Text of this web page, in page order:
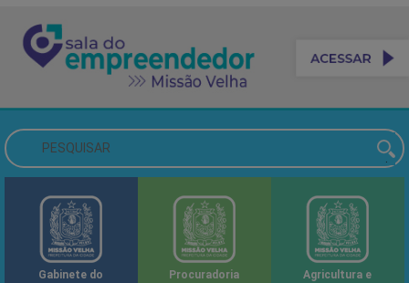
Gabinete do
Procuradoria
Agricultura e